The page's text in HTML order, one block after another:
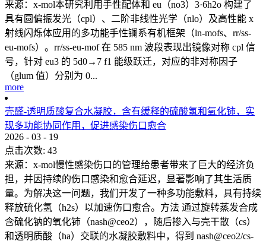
来源：x-mol本研究利用手性配体和 eu（no3）3·6h2o 构建了
具有圆偏振发光（cpl）、二阶非线性光学（nlo）及高性能 x
射线闪烁体应用的多功能手性镧系有机框架（ln-mofs、rr/ss-
eu-mofs）。rr/ss-eu-mof 在 585 nm 波段表现出镜像对称 cpl 信
号，针对 eu3 的 5d0→7 f1 能级跃迁，对应的非对称因子
（glum 值）分别为 0...
more
壳醛-透明质酸复合水凝胶，含有缓释的硫酸氢和氧化铈，实
现多功能协同作用，促进感染伤口愈合
2026 - 03 - 19
点击次数: 43
来源：x-mol慢性感染伤口的管理给患者带来了巨大的经济负
担，并因持续的伤口感染和愈合延迟，显著影响了其生活质
量。为解决这一问题，我们开发了一种多功能敷料，具有持续
释放硫化氢（h2s）以加速伤口愈合。方法 通过旋转蒸发合成
含硫化钠的氧化铈（nash@ceo2），随后掺入与壳干散（cs）
和透明质酸（ha）交联的水凝胶敷料中，得到 nash@ceo2/cs-